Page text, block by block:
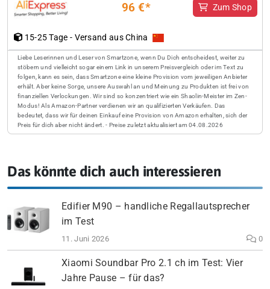
96 €* Zum Shop
15-25 Tage - Versand aus China
Liebe Leserinnen und Leser von Smartzone, wenn Du Dich entscheidest, weiter zu
stöbern und vielleicht sogar einem Link in unserem Preisvergleich oder im Text zu
folgen, kann es sein, dass Smartzone eine kleine Provision vom jeweiligen Anbieter
erhält. Aber keine Sorge, unsere Auswahl an und Meinung zu Produkten ist frei von
finanziellen Verlockungen. Wir sind so konzentriert wie ein Shaolin-Meister im Zen-
Modus! Als Amazon-Partner verdienen wir an qualifizierten Verkäufen. Das
bedeutet, dass wir für deinen Einkauf eine Provision von Amazon erhalten, sich der
Preis für dich aber nicht ändert. - Preise zuletzt aktualisiert am 04.08.2026
Das könnte dich auch interessieren
Edifier M90 – handliche Regallautsprecher
im Test
11. Juni 2026 0
Xiaomi Soundbar Pro 2.1 ch im Test: Vier
Jahre Pause – für das?